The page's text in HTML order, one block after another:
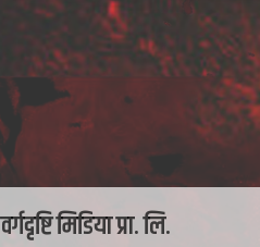
वर्गदृष्टि मिडिया प्रा. लि.